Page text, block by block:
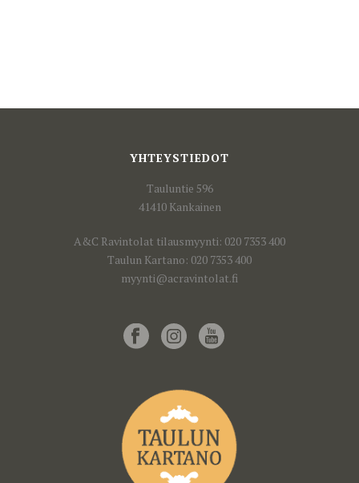
YHTEYSTIEDOT
Tauluntie 596
41410 Kankainen
A&C Ravintolat tilausmyynti: 020 7353 400
Taulun Kartano: 020 7353 400
myynti@acravintolat.fi